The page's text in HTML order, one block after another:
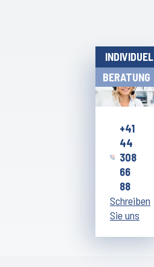
BERATUNG
+41
44
308
66
88
Schreiben
Sie uns